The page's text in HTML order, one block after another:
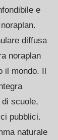
e
diffusa
noraplan
il mondo. Il
scuole,
pubblici.
naturale